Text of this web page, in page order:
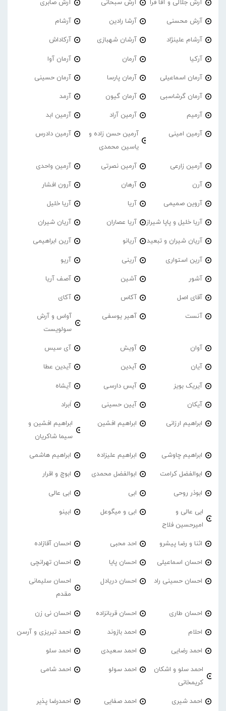
آرش جلالی و آقا فرا آرش سبحانی آرش صابری
آرش محسنی آرشا رادین آرشام
آرشام علینژاد آرشان شهبازی آرکاداش
آرکیا آرمان آرمان آوا
آرمان اسماعیلی آرمان پارسا آرمان حسینی
آرمان گرشاسبی آرمان گیون آرمد
آرمیم آرمین آراد آرمین ابد
آرمین امینی
آرمین حسن زاده و
یاسین محمدی
آرمین دادرس
آرمین زارعی آرمین نصرتی آرمین واحدی
آرن آرهان آرون افشار
آروین صمیمی آریا آریا خلیل
آریا خلیل و پاپا شیراز آریا عصاران آریان شیران
آریان شیران و تبعید آریانو آرین ابراهیمی
آرین استواری آرینی آریو
آشور آشین آصف آریا
آقای اصل آکاس آکای
آنست آهیر یوسفی
آواس و آرش
سولویست
آوان آویش آی سیس
آیان آیدین آیدین عطا
آیریک بویز آیس دارسی آیشاه
آیکان آیین حسینی اَبراد
ابراهیم ارزانی ابراهیم افشین
ابراهیم افشین و
سیما شاکریان
ابراهیم چاوشی ابراهیم علیزاده ابراهیم هاشمی
ابوالفضل کرامت ابوالفضل محمدی ابوچ و اقرار
ابوذر روحی ابی ابی عالی
ابی عالی و
امیرحسین فلاح
ابی و میگوعل ابینو
اثنا و رضا پیشرو احد محبی احسان آقازاده
احسان اسماعیلی احسان پایا احسان تهرانچی
احسان حسینی راد احسان دریادل
احسان سلیمانی
مقدم
احسان طاری احسان قربانزاده احسان نی زن
احلام احمد بازوند احمد تبریزی و آرسن
احمد‌ رضایی احمد سعیدی احمد سلو
احمد سلو و اشکان
کریمخانی
احمد سولو احمد شامی
احمد شیری احمد صفایی احمدرضا پذیر